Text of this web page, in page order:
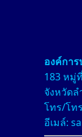
องค์กา
183 หมู่
จังหวัด
โทร/โท
อีเมล์: